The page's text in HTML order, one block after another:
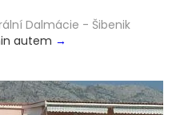
Dalmácie - Šibenik
autem →